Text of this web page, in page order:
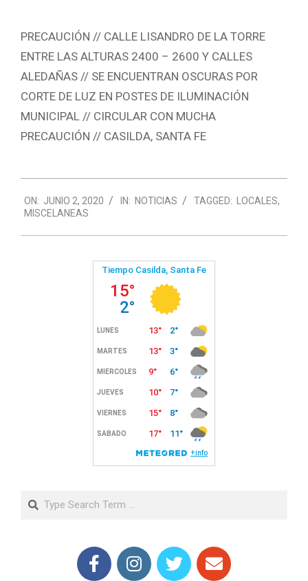
PRECAUCIÓN // CALLE LISANDRO DE LA TORRE
ENTRE LAS ALTURAS 2400 – 2600 Y CALLES
ALEDAÑAS // SE ENCUENTRAN OSCURAS POR
CORTE DE LUZ EN POSTES DE ILUMINACIÓN
MUNICIPAL // CIRCULAR CON MUCHA
PRECAUCIÓN // CASILDA, SANTA FE
06-
02
ON: JUNIO 2, 2020 IN: NOTICIAS TAGGED: LOCALES,
MISCELANEAS
Search